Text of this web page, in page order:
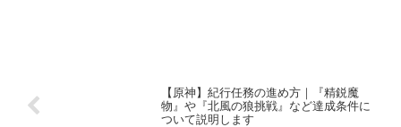
【原神】紀行任務の進め方｜『精鋭魔
物』や『北風の狼挑戦』など達成条件に
ついて説明します